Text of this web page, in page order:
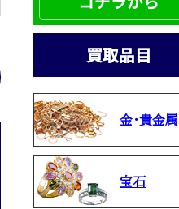
買取品目
金・貴金属
宝石